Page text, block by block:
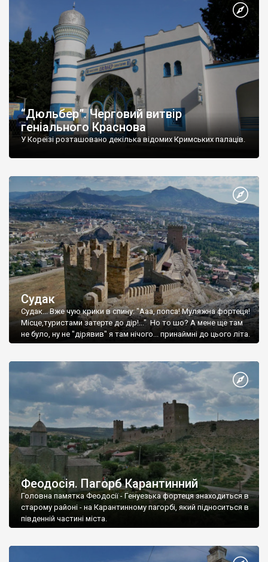
“Дюльбер”. Черговий витвір
геніального Краснова
У Кореїзі розташовано декілька відомих Кримських палаців.
Судак
Судак... Вже чую крики в спину: "Ааа, попса! Муляжна фортеця!
Місце,туристами затерте до дір!..." Но то шо? А мене ще там
не було, ну не "дірявив" я там нічого... принаймні до цього літа.
Феодосія. Пагорб Карантинний
Головна памятка Феодосії - Генуезька фортеця знаходиться в
старому районі - на Карантинному пагорбі, який підноситься в
південній частині міста.